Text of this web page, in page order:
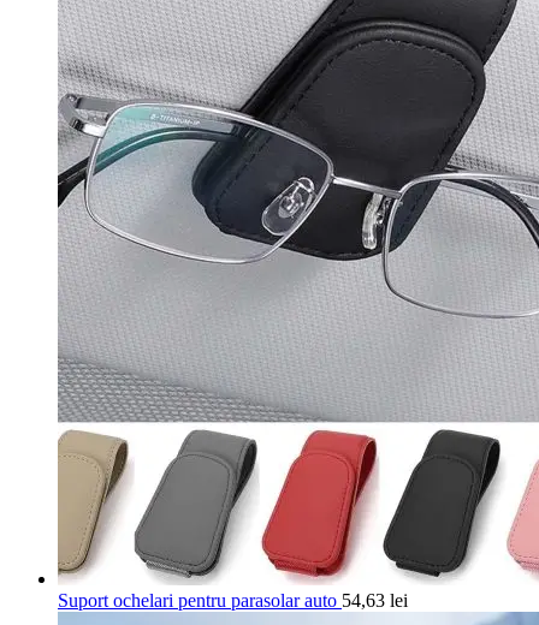
Suport ochelari pentru parasolar auto 54,63 lei